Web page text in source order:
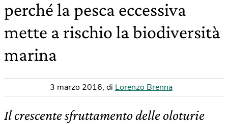
perché la pesca eccessiva
mette a rischio la biodiversità
marina
3 marzo 2016, di Lorenzo Brenna
Il crescente sfruttamento delle oloturie